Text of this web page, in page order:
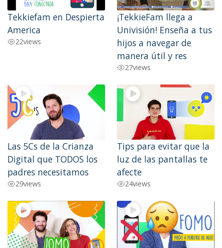
Tekkiefam en Despierta
America
22views
¡TekkieFam llega a
Univisión! Enseña a tus
hijos a navegar de
manera útil y res
27views
Las 5Cs de la Crianza
Digital que TODOS los
padres necesitamos
29views
Tips para evitar que la
luz de las pantallas te
afecte
24views